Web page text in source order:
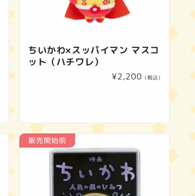
ちいかわ×スッパイマン マスコ
ット（ハチワレ）
通
¥2,200 (税込)
販売開始前